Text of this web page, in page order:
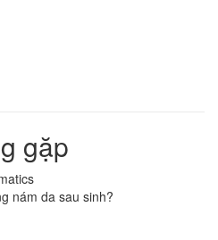
gặp
nám da sau sinh?